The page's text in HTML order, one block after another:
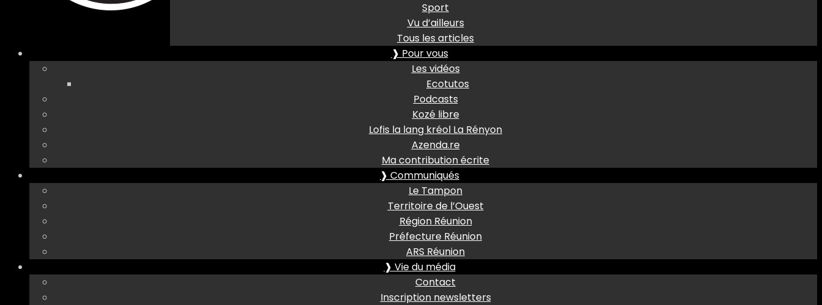
Sport
Vu d’ailleurs
Tous les articles
❱ Pour vous
Les vidéos
Ecotutos
Podcasts
Kozé libre
Lofis la lang kréol La Rényon
Azenda.re
Ma contribution écrite
❱ Communiqués
Le Tampon
Territoire de l’Ouest
Région Réunion
Préfecture Réunion
ARS Réunion
❱ Vie du média
Contact
Inscription newsletters